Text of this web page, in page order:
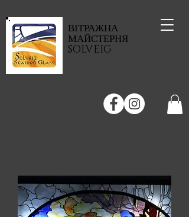
ВІТРАЖНА
МАЙСТЕРНЯ
SOLVEIG